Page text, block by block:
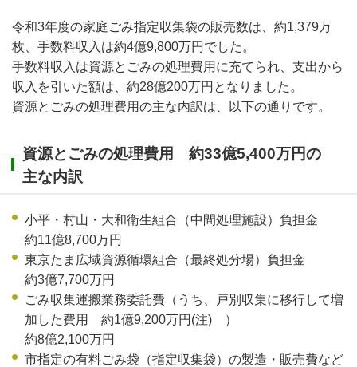
令和3年度の家庭ごみ指定収集袋の販売数は、約1,379万
枚、手数料収入は約4億9,800万円でした。
手数料収入は資源とごみの処理費用に充てられ、支出から
収入を引いた額は、約28億200万円となりました。
資源とごみの処理費用の主な内訳は、以下の通りです。
資源とごみの処理費用 約33億5,400万円の
主な内訳
小平・村山・大和衛生組合（中間処理施設）負担金
約11億8,700万円
東京たま広域資源循環組合（最終処分場）負担金
約3億7,700万円
ごみ収集運搬業務委託費（うち、戸別収集に移行して増
加した費用 約1億9,200万円(注) ）
約8億2,100万円
市指定の有料ごみ袋（指定収集袋）の製造・販売費など